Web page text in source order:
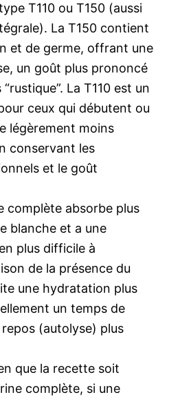
T110 ou T150 (aussi
La T150 contient
et de germe, offrant une
un goût plus prononcé
La T110 est un
ceux qui débutent ou
légèrement moins
conservant les
et le goût
complète absorbe plus
blanche et a une
plus difficile à
de la présence du
une hydratation plus
un temps de
(autolyse) plus
que la recette soit
complète, si une